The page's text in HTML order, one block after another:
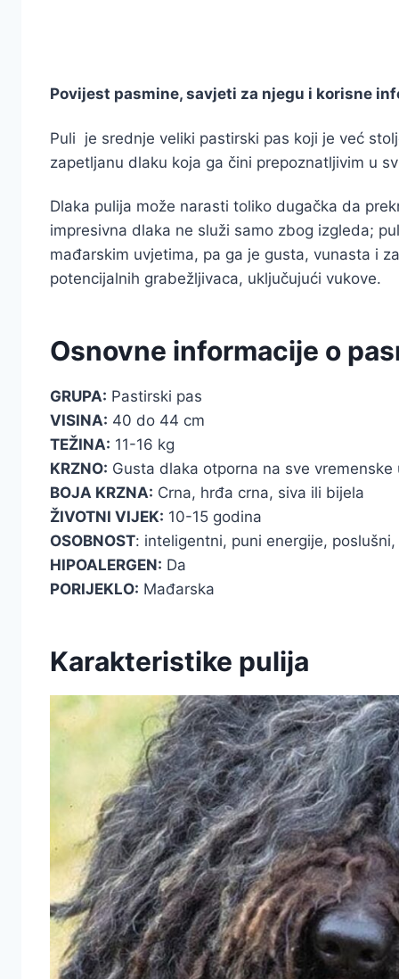
Povijest pasmine, savjeti za njegu i korisne
Puli je srednje veliki pastirski pas koji je već
zapetljanu dlaku koja ga čini prepoznatljivim u
Dlaka pulija može narasti toliko dugačka da
impresivna dlaka ne služi samo zbog izgleda;
mađarskim uvjetima, pa ga je gusta, vunasta i
potencijalnih grabežljivaca, uključujući vukove.
Osnovne informacije o
GRUPA: Pastirski pas
VISINA: 40 do 44 cm
TEŽINA: 11-16 kg
KRZNO: Gusta dlaka otporna na sve
BOJA KRZNA: Crna, hrđa crna, siva ili bijela
ŽIVOTNI VIJEK: 10-15 godina
OSOBNOST: inteligentni, puni energije,
HIPOALERGEN: Da
PORIJEKLO: Mađarska
Karakteristike pulija